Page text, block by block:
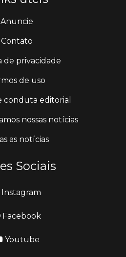
Anuncie
Contato
de privacidade
de uso
conduta editorial
nossas notícias
as notícias
Sociais
Facebook
Youtube